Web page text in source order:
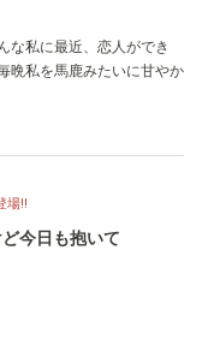
な私に最近、恋人ができ
晩私を馬鹿みたいに甘やか
場!!
今日も抱いて